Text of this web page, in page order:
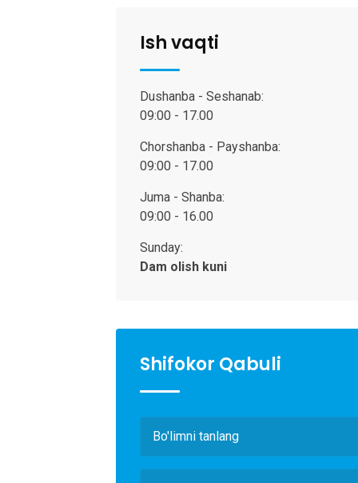
Ish vaqti
Dushanba - Seshanab:
09:00 - 17.00
Chorshanba - Payshanba:
09:00 - 17.00
Juma - Shanba:
09:00 - 16.00
Sunday:
Dam olish kuni
Shifokor Qabuli
Bo'limni tanlang